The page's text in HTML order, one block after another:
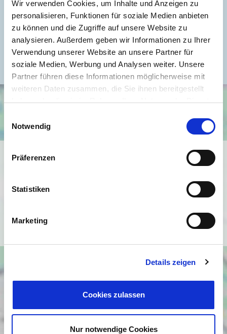
Wir verwenden Cookies, um Inhalte und Anzeigen zu
personalisieren, Funktionen für soziale Medien anbieten
zu können und die Zugriffe auf unsere Website zu
analysieren. Außerdem geben wir Informationen zu Ihrer
Verwendung unserer Website an unsere Partner für
soziale Medien, Werbung und Analysen weiter. Unsere
Partner führen diese Informationen möglicherweise mit
weiteren Daten zusammen, die Sie ihnen bereitgestellt
haben oder die sie im Rahmen Ihrer Nutzung der Dienste
Notwendig
Präferenzen
Statistiken
Marketing
Details zeigen
Cookies zulassen
Nur notwendige Cookies
Energieausweis Werteklasse
E
Energieausweis Baujahr
1967
Energieausweis Gebäudeart
Wohngebäude
Ich bin damit einverstanden, dass mir Karten von Google
(